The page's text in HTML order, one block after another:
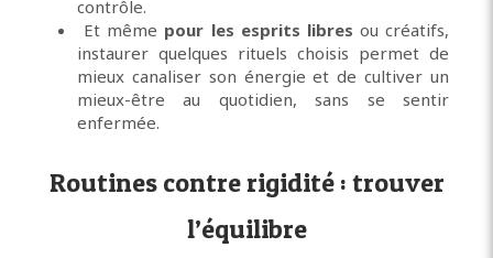
contrôle.
Et même pour les esprits libres ou créatifs,
instaurer quelques rituels choisis permet de
mieux canaliser son énergie et de cultiver un
mieux-être au quotidien, sans se sentir
enfermée.
Routines contre rigidité : trouver
l’équilibre